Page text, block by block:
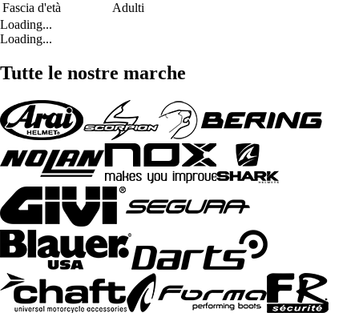
Fascia d'età
Adulti
Loading...
Loading...
Tutte le nostre marche